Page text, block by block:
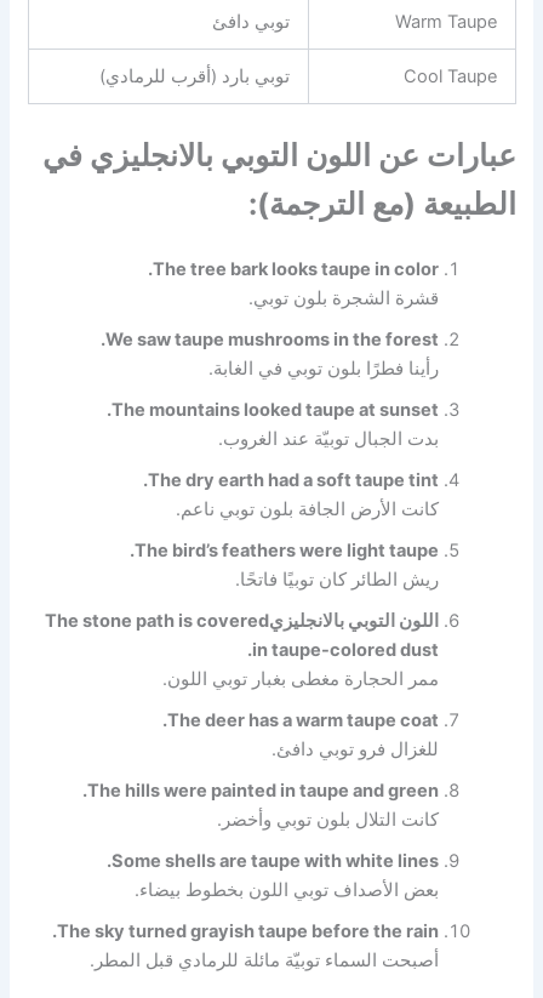
Warm Taupe توبي دافئ
Cool Taupe توبي بارد (أقرب للرمادي)
عبارات عن اللون التوبي بالانجليزي في
الطبيعة (مع الترجمة):
The tree bark looks taupe in color.
قشرة الشجرة بلون توبي.
We saw taupe mushrooms in the forest.
رأينا فطرًا بلون توبي في الغابة.
The mountains looked taupe at sunset.
بدت الجبال توبيّة عند الغروب.
The dry earth had a soft taupe tint.
كانت الأرض الجافة بلون توبي ناعم.
The bird’s feathers were light taupe.
ريش الطائر كان توبيًا فاتحًا.
اللون التوبي بالانجليزيThe stone path is covered
in taupe-colored dust.
ممر الحجارة مغطى بغبار توبي اللون.
The deer has a warm taupe coat.
للغزال فرو توبي دافئ.
The hills were painted in taupe and green.
كانت التلال بلون توبي وأخضر.
Some shells are taupe with white lines.
بعض الأصداف توبي اللون بخطوط بيضاء.
The sky turned grayish taupe before the rain.
أصبحت السماء توبيّة مائلة للرمادي قبل المطر.